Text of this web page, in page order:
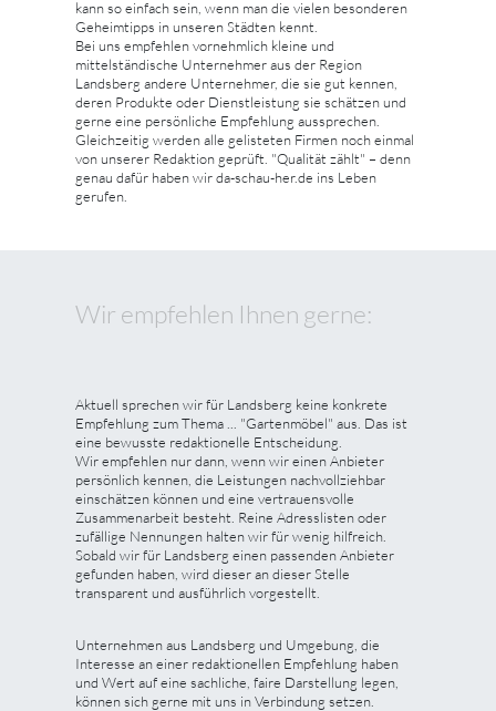
kann so einfach sein, wenn man die vielen besonderen
Geheimtipps in unseren Städten kennt.
Bei uns empfehlen vornehmlich kleine und
mittelständische Unternehmer aus der Region
Landsberg andere Unternehmer, die sie gut kennen,
deren Produkte oder Dienstleistung sie schätzen und
gerne eine persönliche Empfehlung aussprechen.
Gleichzeitig werden alle gelisteten Firmen noch einmal
von unserer Redaktion geprüft. "Qualität zählt" – denn
genau dafür haben wir da-schau-her.de ins Leben
gerufen.
Wir empfehlen Ihnen gerne:
Aktuell sprechen wir für Landsberg keine konkrete
Empfehlung zum Thema ... "Gartenmöbel" aus. Das ist
eine bewusste redaktionelle Entscheidung.
Wir empfehlen nur dann, wenn wir einen Anbieter
persönlich kennen, die Leistungen nachvollziehbar
einschätzen können und eine vertrauensvolle
Zusammenarbeit besteht. Reine Adresslisten oder
zufällige Nennungen halten wir für wenig hilfreich.
Sobald wir für Landsberg einen passenden Anbieter
gefunden haben, wird dieser an dieser Stelle
transparent und ausführlich vorgestellt.
Unternehmen aus Landsberg und Umgebung, die
Interesse an einer redaktionellen Empfehlung haben
und Wert auf eine sachliche, faire Darstellung legen,
können sich gerne mit uns in Verbindung setzen.